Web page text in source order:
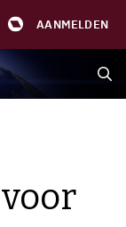
AANMELDEN